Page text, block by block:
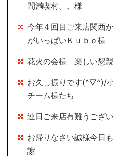
間満喫村。。様
今年４回目ご来店関西
がいっぱいＫｕｂｏ様
花火の会様 楽しい懇
お久し振りです(^▽^)/
チーム様たち
連日ご来店有難うござ
お帰りなさい誠様今日
謝